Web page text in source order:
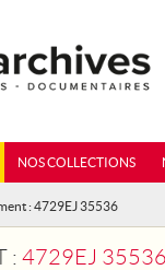
NOS COLLECTIONS
: 4729EJ 35536
: 4729EJ 35536